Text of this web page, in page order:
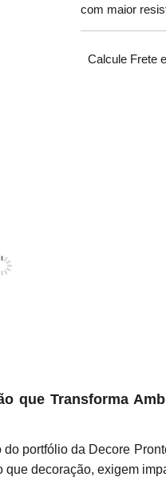
com maior
Calcule Frete
que Transforma
portfólio da Decore
decoração, exigem